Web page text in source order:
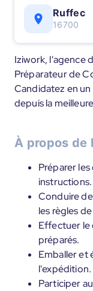
Ruffec
16700
Iziwork, l'agence
Préparateur de
Candidatez en un
depuis la
À propos de
Préparer
instructions.
Conduire
les règles
Effectuer le
préparés.
Emballer et
l'expédition.
Participer